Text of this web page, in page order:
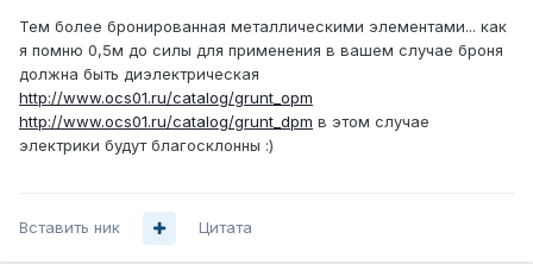
Тем более бронированная металлическими элементами... как
я помню 0,5м до силы для применения в вашем случае броня
должна быть диэлектрическая
http://www.ocs01.ru/catalog/grunt_opm
http://www.ocs01.ru/catalog/grunt_dpm в этом случае
электрики будут благосклонны :)
Вставить ник Цитата